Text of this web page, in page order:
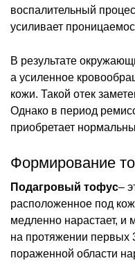
воспалительный
усиливает
В результате
а усиленное
кожи. Такой отек
Однако в период
приобретает
Формирование
Подагровый тофус–
расположенное под
медленно нарастает, и
на протяжении первых
пораженной области